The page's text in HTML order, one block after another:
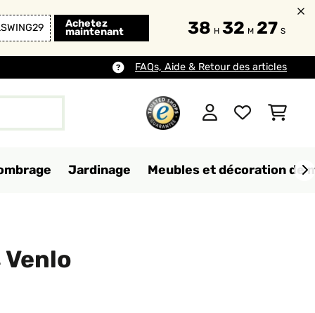
Achetez
maintenant 38 H 32 M 26 S
FAQs, Aide & Retour des articles
Jardinage Meubles et décoration de